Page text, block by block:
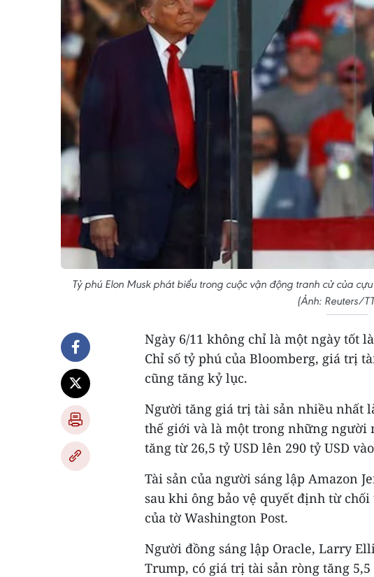
Tỷ phú Elon Musk phát biểu trong cuộc vận động tranh cử của
(Ảnh: Reuters/
Ngày 6/11 không chỉ là một ngày tốt
Chỉ số tỷ phú của Bloomberg, giá trị
cũng tăng kỷ lục.
Người tăng giá trị tài sản nhiều nhất
thế giới và là một trong những
tăng từ 26,5 tỷ USD lên 290 tỷ USD
Tài sản của người sáng lập Amazon
sau khi ông bảo vệ quyết định từ
của tờ Washington Post.
Người đồng sáng lập Oracle, Larry
Trump, có giá trị tài sản ròng tăng 5,5